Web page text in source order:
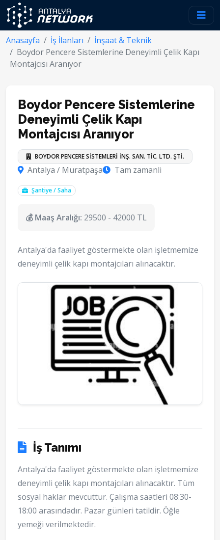
Anasayfa İş İlanları
İnşaat & Teknik
Boydor Pencere Sistemlerine Deneyimli Çelik Kapı
Montajcısı Aranıyor
Boydor Pencere Sistemlerine
Deneyimli Çelik Kapı
Montajcısı Aranıyor
BOYDOR PENCERE SİSTEMLERİ İNŞ. SAN. TİC. LTD. ŞTİ.
Antalya / Muratpaşa Tam zamanli
Şantiye / Saha
💰 Maaş Aralığı: 29500 - 42000 TL
Antalya'da faaliyet göstermekte olan işletmemize
deneyimli çelik kapı montajcıları alınacaktır.
İş Tanımı
Antalya'da faaliyet göstermekte olan işletmemize
deneyimli çelik kapı montajcıları alınacaktır. Tüm
sosyal haklar mevcuttur. Çalışma saatleri 08:30-
18:00 arasındadır. Pazar günleri tatildir. Öğle
yemeği verilmektedir.